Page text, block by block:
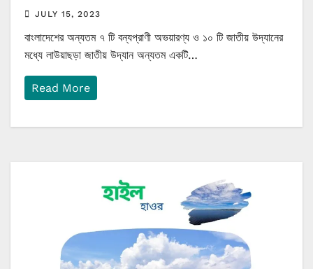
JULY 15, 2023
বাংলাদেশের অন্যতম ৭ টি বন্যপ্রাণী অভয়ারণ্য ও ১০ টি জাতীয় উদ্যানের
মধ্যে লাউয়াছড়া জাতীয় উদ্যান অন্যতম একটি…
Read More